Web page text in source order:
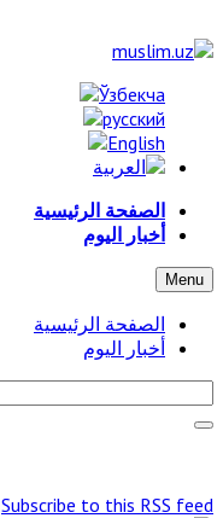
الصفحة الرئيسية
أخبار اليوم
Menu
الصفحة الرئيسية
أخبار اليوم
Subscribe to this RSS feed